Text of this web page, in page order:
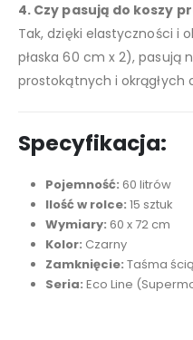
4. Czy pasują do koszy
Tak, dzięki elastyczności i
płaska 60 cm x 2), pasują
prostokątnych i okrągłych
Specyfikacja:
Pojemność: 60 litrów
Ilość w rolce: 15 sztuk
Wymiary: 60 x 72 cm
Kolor: Czarny
Zamknięcie: Taśma
Seria: Eco Line